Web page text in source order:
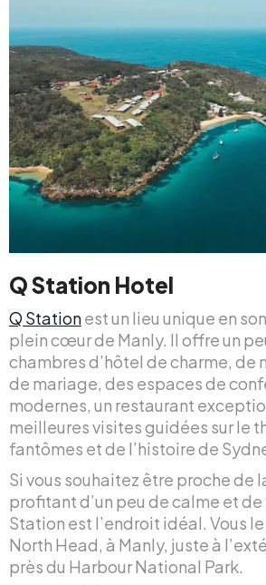
Q Station Hotel
Q Stationest un lieu unique en
plein cœur de Manly. Il offre un
chambres d’hôtel de charme, de
de mariage, des espaces de
modernes, un restaurant
meilleures visites guidées sur le
fantômes et de l’histoire de
Si vous souhaitez être proche de
profitant d’un peu de calme et
Station est l’endroit idéal. Vous
North Head, à Manly, juste à
près du Harbour National Park.